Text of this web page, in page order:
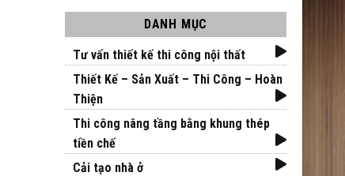
DANH MỤC
Tư vấn thiết kế thi công nội thất
Thiết Kế – Sản Xuất – Thi Công – Hoàn
Thiện
Thi công nâng tầng bằng khung thép
tiền chế
Cải tạo nhà ở